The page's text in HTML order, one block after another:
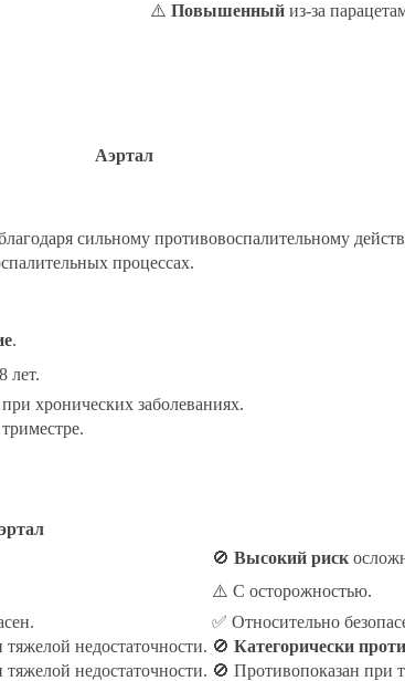
⚠️ Повышенный из-за
Аэртал
сильному противовоспалительному
процессах.
.
лет.
хронических заболеваниях.
🚫 Высокий риск
⚠️ С осторожностью.
✅ Относительно
недостаточности. 🚫 Категорически
недостаточности. 🚫 Противопоказан при